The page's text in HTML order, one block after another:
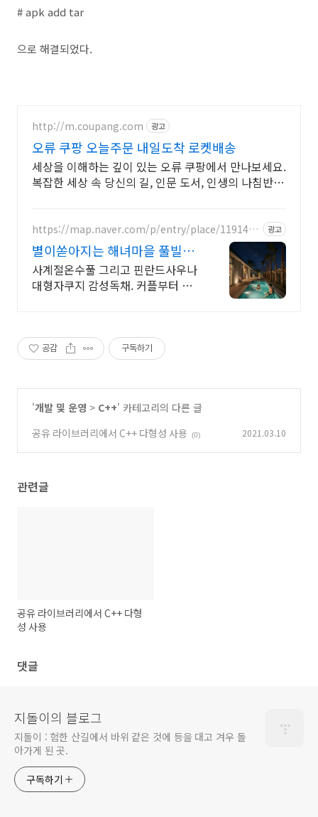
# apk add tar
으로 해결되었다.
http://m.coupang.com 광고
오류 쿠팡 오늘주문 내일도착 로켓배송
세상을 이해하는 깊이 있는 오류 쿠팡에서 만나보세요.
복잡한 세상 속 당신의 길, 인문 도서, 인생의 나침반이
https://map.naver.com/p/entry/place/1191452
광고
별이쏟아지는 해녀마을 풀빌라
르세라핌도 다녀간 감성풀빌라
사계절온수풀 그리고 핀란드사우나
대형자쿠지 감성독채. 커플부터 대
공감 구독하기
'개발 및 운영 > C++' 카테고리의 다른 글
공유 라이브러리에서 C++ 다형성 사용
(0) 2021.03.10
관련글
공유 라이브러리에서 C++ 다형
성 사용
댓글
지돌이의 블로그
지돌이 : 험한 산길에서 바위 같은 것에 등을 대고 겨우 돌
아가게 된 곳.
구독하기